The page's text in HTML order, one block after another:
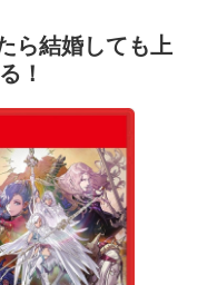
ら結婚しても上
！